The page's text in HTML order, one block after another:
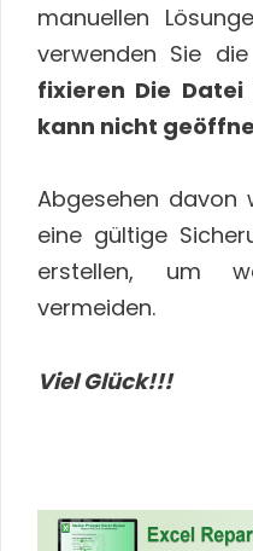
manuellen
verwenden Sie
fixieren Die
kann nicht
Abgesehen davon
eine gültige
erstellen, um
vermeiden.
Viel Glück!!!